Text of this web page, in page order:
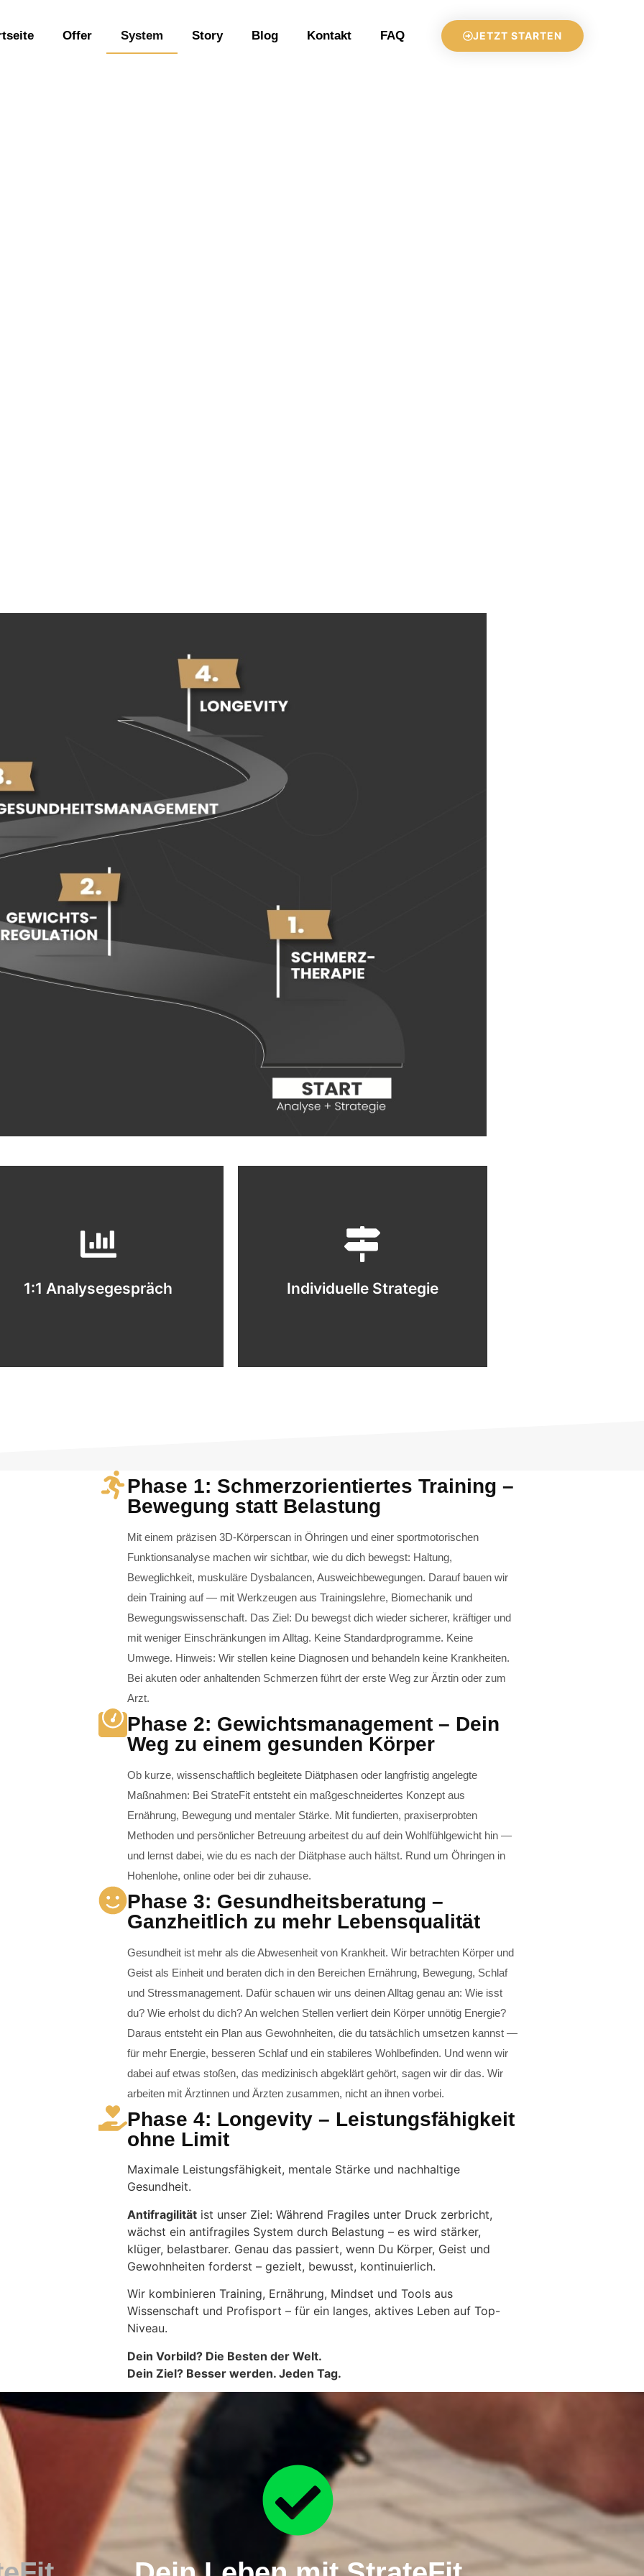
Offer System Story Blog Kontakt FAQ JETZT STARTEN
1:1 Analysegespräch
Mit modernster Technik analysieren wir
Haltung, Bewegungsmuster, Stresslevel
zeigen uns schwarz auf weiß, wo wir
ansetzen.
Individuelle Strategie
Auf Basis deiner Analyse entsteht dein
motivierend. So trainierst du smart - und
bleibst langfristig dran.
Phase 1: Schmerzorientiertes Training –
Bewegung statt Belastung
Mit einem präzisen 3D-Körperscan in Öhringen und einer sportmotorischen
Funktionsanalyse machen wir sichtbar, wie du dich bewegst: Haltung,
Beweglichkeit, muskuläre Dysbalancen, Ausweichbewegungen. Darauf bauen wir
dein Training auf — mit Werkzeugen aus Trainingslehre, Biomechanik und
Bewegungswissenschaft. Das Ziel: Du bewegst dich wieder sicherer, kräftiger und
mit weniger Einschränkungen im Alltag. Keine Standardprogramme. Keine
Umwege. Hinweis: Wir stellen keine Diagnosen und behandeln keine Krankheiten.
Bei akuten oder anhaltenden Schmerzen führt der erste Weg zur Ärztin oder zum
Arzt.
Phase 2: Gewichtsmanagement – Dein
Weg zu einem gesunden Körper
Ob kurze, wissenschaftlich begleitete Diätphasen oder langfristig angelegte
Maßnahmen: Bei StrateFit entsteht ein maßgeschneidertes Konzept aus
Ernährung, Bewegung und mentaler Stärke. Mit fundierten, praxiserprobten
Methoden und persönlicher Betreuung arbeitest du auf dein Wohlfühlgewicht hin —
und lernst dabei, wie du es nach der Diätphase auch hältst. Rund um Öhringen in
Hohenlohe, online oder bei dir zuhause.
Phase 3: Gesundheitsberatung –
Ganzheitlich zu mehr Lebensqualität
Gesundheit ist mehr als die Abwesenheit von Krankheit. Wir betrachten Körper und
Geist als Einheit und beraten dich in den Bereichen Ernährung, Bewegung, Schlaf
und Stressmanagement. Dafür schauen wir uns deinen Alltag genau an: Wie isst
du? Wie erholst du dich? An welchen Stellen verliert dein Körper unnötig Energie?
Daraus entsteht ein Plan aus Gewohnheiten, die du tatsächlich umsetzen kannst —
für mehr Energie, besseren Schlaf und ein stabileres Wohlbefinden. Und wenn wir
dabei auf etwas stoßen, das medizinisch abgeklärt gehört, sagen wir dir das. Wir
arbeiten mit Ärztinnen und Ärzten zusammen, nicht an ihnen vorbei.
Phase 4: Longevity – Leistungsfähigkeit
ohne Limit
Maximale Leistungsfähigkeit, mentale Stärke und nachhaltige
Gesundheit.
Antifragilität ist unser Ziel: Während Fragiles unter Druck zerbricht,
wächst ein antifragiles System durch Belastung – es wird stärker,
klüger, belastbarer. Genau das passiert, wenn Du Körper, Geist und
Gewohnheiten forderst – gezielt, bewusst, kontinuierlich.
Wir kombinieren Training, Ernährung, Mindset und Tools aus
Wissenschaft und Profisport – für ein langes, aktives Leben auf Top-
Niveau.
Dein Vorbild? Die Besten der Welt.
Dein Ziel? Besser werden. Jeden Tag.